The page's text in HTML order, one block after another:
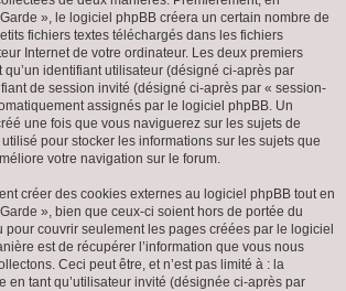
», le logiciel phpBB créera un certain nombre de
fichiers textes téléchargés dans les fichiers
Internet de votre ordinateur. Les deux premiers
identifiant utilisateur (désigné ci-après par
de session invité (désigné ci-après par « session-
assignés par le logiciel phpBB. Un
une fois que vous naviguerez sur les sujets de
pour stocker les informations sur les sujets que
votre navigation sur le forum.
créer des cookies externes au logiciel phpBB tout en
», bien que ceux-ci soient hors de portée du
pour couvrir seulement les pages créées par le logiciel
est de récupérer l’information que vous nous
Ceci peut être, et n’est pas limité à : la
en tant qu’utilisateur invité (désignée ci-après par